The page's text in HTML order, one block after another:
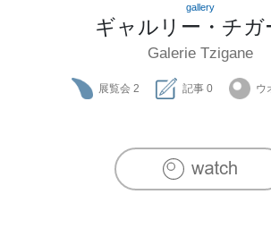
gallery
ギャルリー・チガ
Galerie Tzigane
展覧会 2 記事 0 ウ